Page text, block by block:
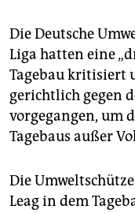
Die Deutsche
Liga hatten eine
Tagebau kritisiert
gerichtlich gegen
vorgegangen, um
Tagebaus außer
Die
Leag in dem